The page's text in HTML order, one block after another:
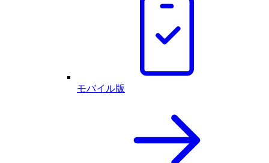
モバイル版